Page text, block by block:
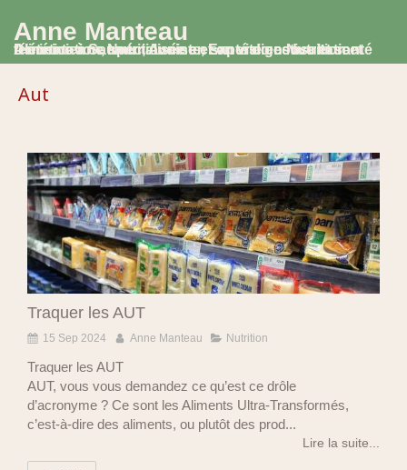
Anne Manteau
Diététicienne Nutritionniste, Experte en Nutrition et Alimentation, spécialisée en santé digestive et santé féminine à Saumur, Avoine et en visio consultation
Aut
Traquer les AUT
15 Sep 2024 Anne Manteau Nutrition
Traquer les AUT
AUT, vous vous demandez ce qu’est ce drôle
d’acronyme ? Ce sont les Aliments Ultra-Transformés,
c’est-à-dire des aliments, ou plutôt des prod...
Lire la suite...